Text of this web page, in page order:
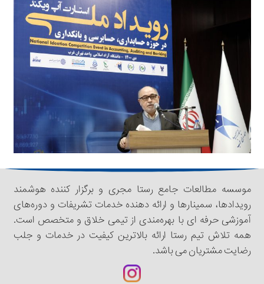
موسسه مطالعات جامع رستا مجری و برگزار کننده هوشمند
رویدادها، سمینار‌‌ها و ارائه دهنده خدمات تشریفات و دوره‌های
آموزشی حرفه ای با بهره‌مندی از تیمی خلاق و متخصص است.
همه تلاش تیم رستا ارائه بالاترین کیفیت در خدمات و جلب
رضایت مشتریان می باشد.